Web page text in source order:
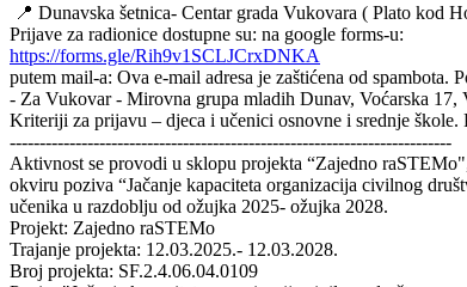
📍 Dunavska šetnica- Centar grada Vukovara ( Plato kod
Prijave za radionice dostupne su: na google forms-u:
https://forms.gle/Rih9v1SCLJCrxDNKA
putem mail-a: Ova e-mail adresa je zaštićena od spambota.
- Za Vukovar - Mirovna grupa mladih Dunav, Voćarska 17,
Kriteriji za prijavu – djeca i učenici osnovne i srednje škole.
--------------------------------------------------------------------------
Aktivnost se provodi u sklopu projekta “Zajedno
okviru poziva “Jačanje kapaciteta organizacija civilnog
učenika u razdoblju od ožujka 2025- ožujka 2028.
Projekt: Zajedno raSTEMo
Trajanje projekta: 12.03.2025.- 12.03.2028.
Broj projekta: SF.2.4.06.04.0109